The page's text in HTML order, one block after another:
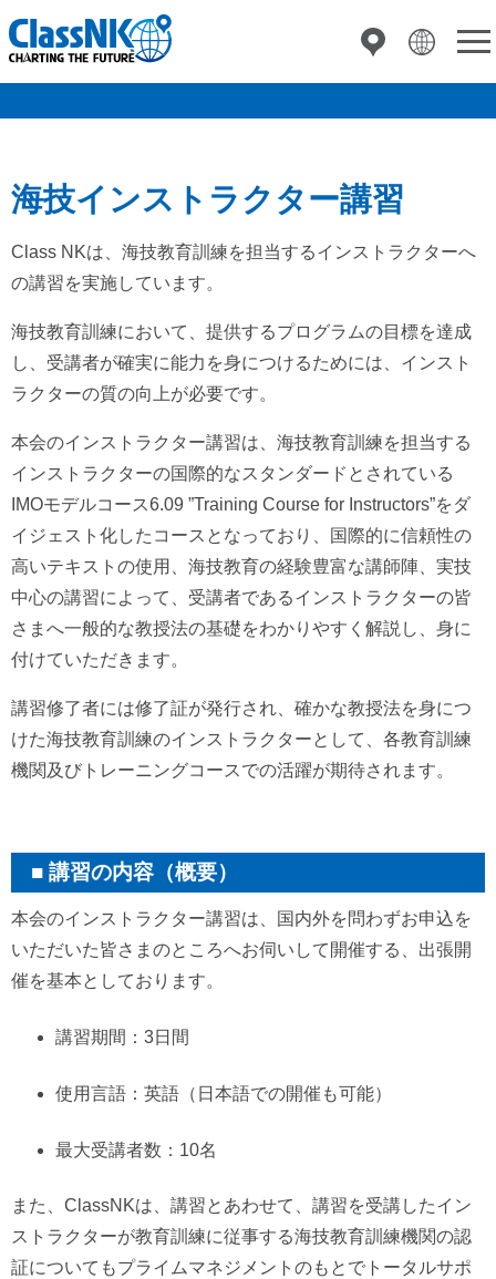
海技インストラクター講習
Class NKは、海技教育訓練を担当するインストラクターへ
の講習を実施しています。
海技教育訓練において、提供するプログラムの目標を達成
し、受講者が確実に能力を身につけるためには、インスト
ラクターの質の向上が必要です。
本会のインストラクター講習は、海技教育訓練を担当する
インストラクターの国際的なスタンダードとされている
IMOモデルコース6.09 ”Training Course for Instructors”をダ
イジェスト化したコースとなっており、国際的に信頼性の
高いテキストの使用、海技教育の経験豊富な講師陣、実技
中心の講習によって、受講者であるインストラクターの皆
さまへ一般的な教授法の基礎をわかりやすく解説し、身に
付けていただきます。
講習修了者には修了証が発行され、確かな教授法を身につ
けた海技教育訓練のインストラクターとして、各教育訓練
機関及びトレーニングコースでの活躍が期待されます。
講習の内容（概要）
本会のインストラクター講習は、国内外を問わずお申込を
いただいた皆さまのところへお伺いして開催する、出張開
催を基本としております。
講習期間：3日間
使用言語：英語（日本語での開催も可能）
最大受講者数：10名
また、ClassNKは、講習とあわせて、講習を受講したイン
ストラクターが教育訓練に従事する海技教育訓練機関の認
証についてもプライムマネジメントのもとでトータルサポ